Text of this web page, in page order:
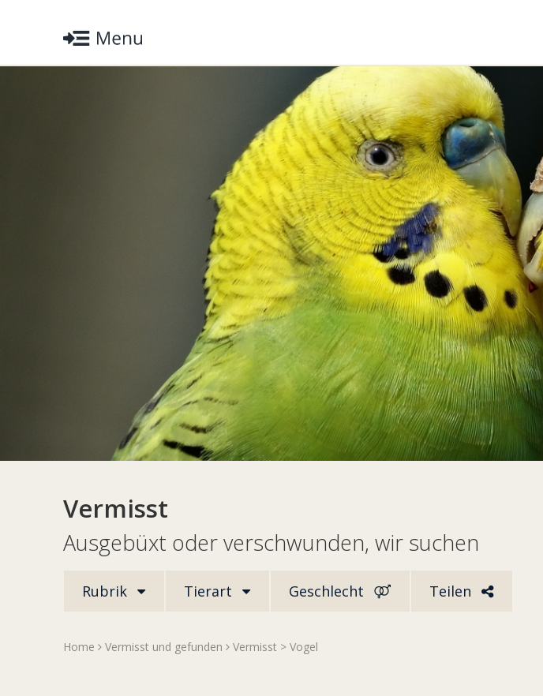
Vermisst
Ausgebüxt oder verschwunden, wir suchen
Rubrik Tierart Geschlecht Teilen
Home Vermisst und gefunden Vermisst > Vogel